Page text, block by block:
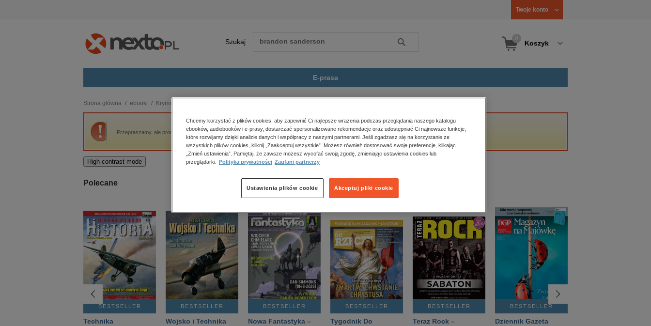
Twoje konto
Szukaj Szukaj Koszyk
E-prasa
budownictwo, aranżacja wnętrz
biznesowe, branżowe, gospodarka
darmowe wydania
edukacja
kobiece, lifestyle, kultura
polityka, społeczno-informacyjne
psychologiczne
inne
popularno-naukowe
historia
zdrowie
religie
Strona główna ebooki Kryminał, sensacja, thriller
Przepraszamy, ale produkt „City 1. Antologia polskich opowiadań grozy” nie jest dostępny.
High-contrast mode
Polecane
BESTSELLER
Technika
BESTSELLER
Wojsko i Technika
BESTSELLER
Nowa Fantastyka –
BESTSELLER
Tygodnik Do
BESTSELLER
Teraz Rock –
BESTSELLER
Dziennik Gazeta
Chcemy korzystać z plików cookies, aby zapewnić Ci najlepsze wrażenia podczas przeglądania naszego katalogu
ebooków, audiobooków i e-prasy, dostarczać spersonalizowane rekomendacje oraz udostępniać Ci najnowsze funkcje,
które rozwijamy dzięki analizie danych i współpracy z naszymi partnerami. Jeśli zgadzasz się na korzystanie ze
wszystkich plików cookies, kliknij „Zaakceptuj wszystkie”. Możesz również dostosować swoje preferencje, klikając
„Zmień ustawienia”. Pamiętaj, że zawsze możesz wycofać swoją zgodę, zmieniając ustawienia cookies lub
przeglądarki.
Polityka prywatności Zaufani partnerzy
Akceptuj pliki cookie
Ustawienia plików cookie